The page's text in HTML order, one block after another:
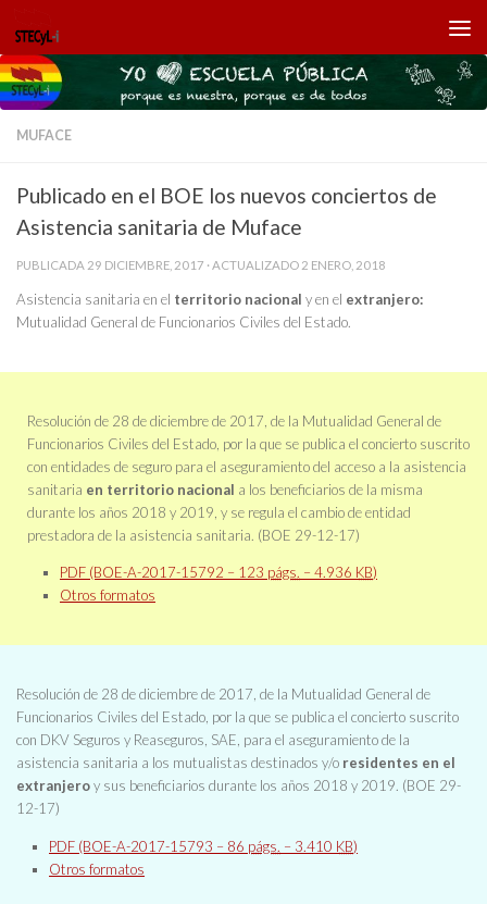
Saltar al contenido
MUFACE
Publicado en el BOE los nuevos conciertos de
Asistencia sanitaria de Muface
PUBLICADA 29 DICIEMBRE, 2017 · ACTUALIZADO 2 ENERO, 2018
Asistencia sanitaria en el territorio nacional y en el extranjero:
Mutualidad General de Funcionarios Civiles del Estado.
Resolución de 28 de diciembre de 2017, de la Mutualidad General de
Funcionarios Civiles del Estado, por la que se publica el concierto suscrito
con entidades de seguro para el aseguramiento del acceso a la asistencia
sanitaria en territorio nacional a los beneficiarios de la misma
durante los años 2018 y 2019, y se regula el cambio de entidad
prestadora de la asistencia sanitaria. (BOE 29-12-17)
PDF (BOE-A-2017-15792 – 123 págs. – 4.936 KB)
Otros formatos
Resolución de 28 de diciembre de 2017, de la Mutualidad General de
Funcionarios Civiles del Estado, por la que se publica el concierto suscrito
con DKV Seguros y Reaseguros, SAE, para el aseguramiento de la
asistencia sanitaria a los mutualistas destinados y/o residentes en el
extranjeroy sus beneficiarios durante los años 2018 y 2019. (BOE 29-
12-17)
PDF (BOE-A-2017-15793 – 86 págs. – 3.410 KB)
Otros formatos